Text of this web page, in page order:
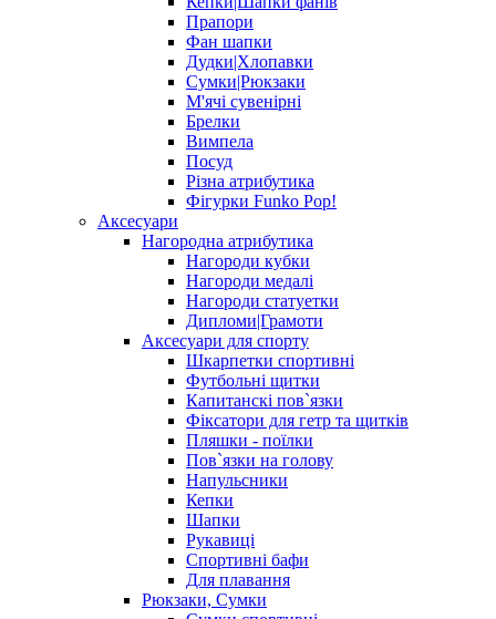
Прапори
Фан шапки
Дудки|Хлопавки
Сумки|Рюкзаки
М'ячі сувенірні
Брелки
Вимпела
Посуд
Різна атрибутика
Фігурки Funko Pop!
Аксесуари
Нагородна атрибутика
Нагороди кубки
Нагороди медалі
Нагороди статуетки
Дипломи|Грамоти
Аксесуари для спорту
Шкарпетки спортивні
Футбольні щитки
Капитанскі пов`язки
Фіксатори для гетр та щитків
Пляшки - поїлки
Пов`язки на голову
Напульсники
Кепки
Шапки
Рукавиці
Спортивні бафи
Для плавання
Рюкзаки, Сумки